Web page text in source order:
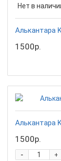
Нет в
Алькантара
1500р.
Алькантара
1500р.
+
-